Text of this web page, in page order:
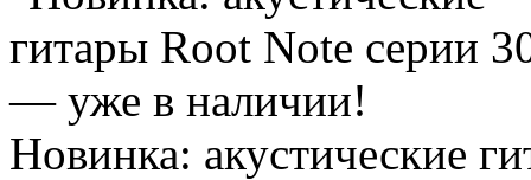
Новинка: акустические